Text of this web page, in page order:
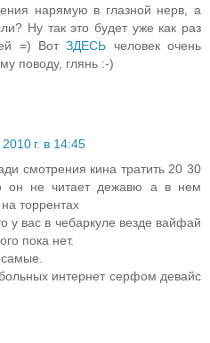
нарямую в глазной нерв, а
Ну так это будет уже как раз
=) ВотЗДЕСЬ человек очень
поводу, глянь :-)
г. в 14:45
смотрения кина тратить 20 30
он не читает дежавю а в нем
торрентах
у вас в чебаркуле везде вайфай
пока нет.
интернет серфом девайс